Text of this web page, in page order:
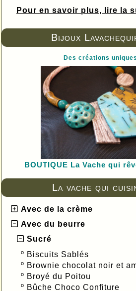
Bijoux
Des créations
BOUTIQUE La Vache qui
La vache qui
Avec de la crème
Avec du beurre
Sucré
º Biscuits Sablés
º Brownie chocolat noir et
º Broyé du Poitou
º Bûche Choco Confiture
Pour en savoir plus, lire la